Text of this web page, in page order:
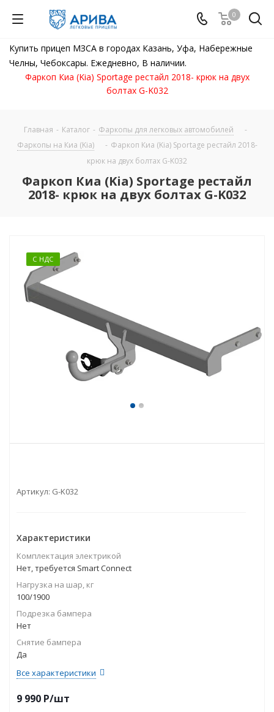
0
Купить прицеп МЗСА в городах Казань, Уфа, Набережные
Челны, Чебоксары. Ежедневно, В наличии.
Фаркоп Киа (Kia) Sportage рестайл 2018- крюк на двух
болтах G-K032
Главная - Каталог - Фаркопы для легковых автомобилей
-
Фаркопы на Киа (Kia)
- Фаркоп Киа (Kia) Sportage рестайл 2018-
крюк на двух болтах G-K032
Фаркоп Киа (Kia) Sportage рестайл
2018- крюк на двух болтах G-K032
С НДС
Артикул: G-K032
Характеристики
Комплектация электрикой
Нет, требуется Smart Connect
Нагрузка на шар, кг
100/1900
Подрезка бампера
Нет
Снятие бампера
Да
Все характеристики
9 990 P/шт